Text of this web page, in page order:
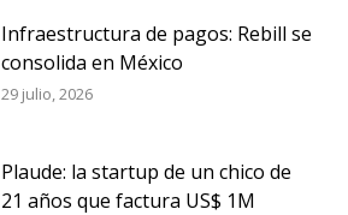
Infraestructura de pagos: Rebill se
consolida en México
29 julio, 2026
Plaude: la startup de un chico de
21 años que factura US$ 1M